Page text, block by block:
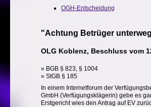
OGH-Entscheidung
"Achtung Betrüger
OLG Koblenz, Beschluss vom
» BGB § 823, § 1004
» StGB § 185
In einem Internetforum der
GmbH (Verfügungsklägerin) gebe es
Erstgericht wies den Antrag auf EV